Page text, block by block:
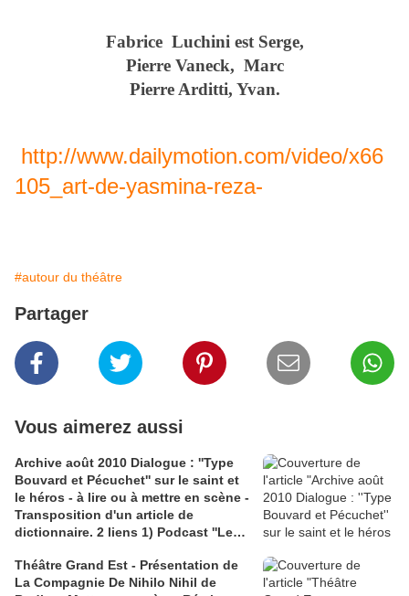
Fabrice Luchini est Serge,
Pierre Vaneck, Marc
Pierre Arditti, Yvan.
http://www.dailymotion.com/video/x66
105_art-de-yasmina-reza-
#autour du théâtre
Partager
Vous aimerez aussi
Archive août 2010 Dialogue : ''Type
Bouvard et Pécuchet'' sur le saint et
le héros - à lire ou à mettre en scène -
Transposition d'un article de
dictionnaire. 2 liens 1) Podcast ''Les
héros d'hier, Rafael Nadal''; 2)
Illustration, couverture de ''Le Saint,
Théâtre Grand Est - Présentation de
La Compagnie De Nihilo Nihil de